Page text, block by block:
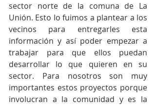
sector norte de la comuna de La
Unión. Esto lo fuimos a plantear a los
vecinos para entregarles esta
información y así poder empezar a
trabajar para que ellos puedan
desarrollar lo que quieren en su
sector. Para nosotros son muy
importantes estos proyectos porque
involucran a la comunidad y es la